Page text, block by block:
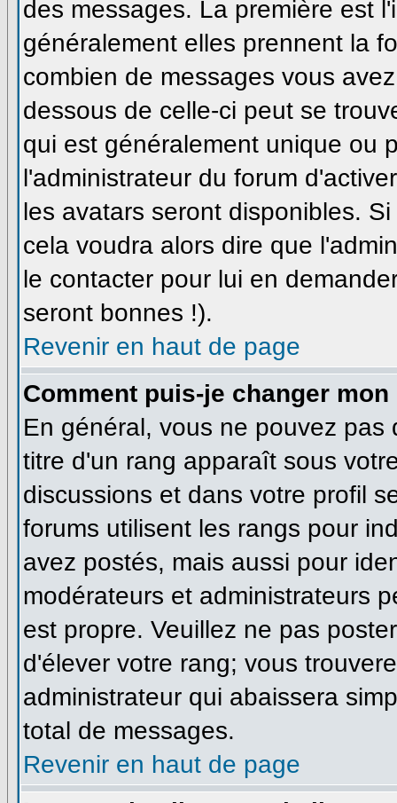
des messages. La première est
généralement elles prennent la
combien de messages vous
dessous de celle-ci peut se
qui est généralement unique ou
l'administrateur du forum
les avatars seront disponibles.
cela voudra alors dire que
le contacter pour lui en
seront bonnes !).
Revenir en haut de page
Comment puis-je changer mon
En général, vous ne pouvez
titre d'un rang apparaît sous
discussions et dans votre profil
forums utilisent les rangs pour
avez postés, mais aussi pour
modérateurs et administrateurs
est propre. Veuillez ne pas
d'élever votre rang; vous
administrateur qui abaissera
total de messages.
Revenir en haut de page